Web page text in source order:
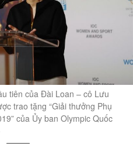
tiên của Đài Loan – cô Lưu
trao tặng “Giải thưởng Phụ
của Ủy ban Olympic Quốc